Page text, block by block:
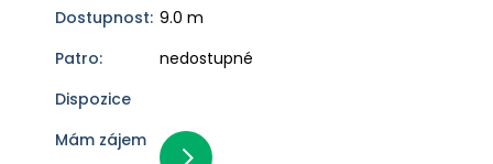
9.0 m
nedostupné